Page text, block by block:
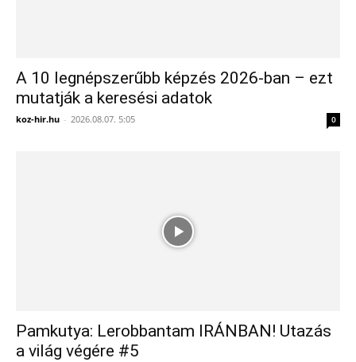
A 10 legnépszerűbb képzés 2026-ban – ezt
mutatják a keresési adatok
koz-hir.hu - 2026.08.07. 5:05 0
Pamkutya: Lerobbantam IRÁNBAN! Utazás
a világ végére #5